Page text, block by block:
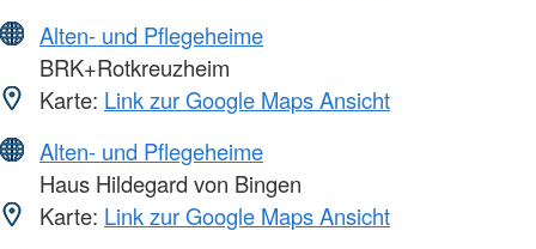
Alten- und Pflegeheime
BRK+Rotkreuzheim
Karte: Link zur Google Maps Ansicht
Alten- und Pflegeheime
Haus Hildegard von Bingen
Karte: Link zur Google Maps Ansicht